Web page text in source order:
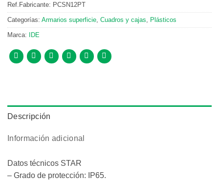
Ref.Fabricante: PCSN12PT
Categorías: Armarios superficie Cuadros y cajas Plásticos
Marca: IDE
Descripción
Información adicional
Datos técnicos STAR
– Grado de protección: IP65.